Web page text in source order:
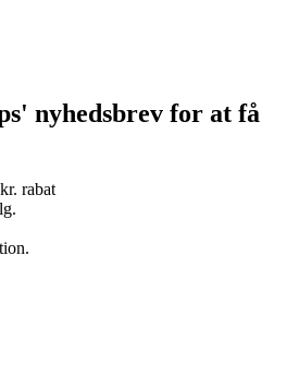
nyhedsbrev for at få
rabat